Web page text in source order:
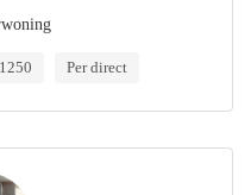
Per direct